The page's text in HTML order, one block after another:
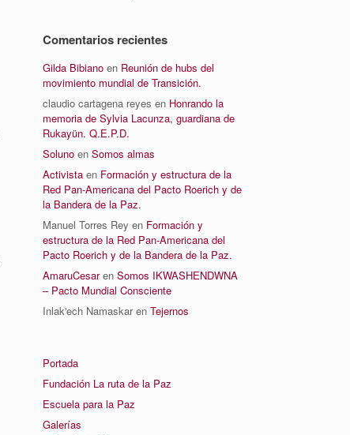
Comentarios recientes
Gilda Bibiano en Reunión de hubs del
movimiento mundial de Transición.
claudio cartagena reyes en Honrando la
memoria de Sylvia Lacunza, guardiana de
Rukayün. Q.E.P.D.
Soluno enSomos almas
Activista en Formación y estructura de la
Red Pan-Americana del Pacto Roerich y de
la Bandera de la Paz.
Manuel Torres Rey en Formación y
estructura de la Red Pan-Americana del
Pacto Roerich y de la Bandera de la Paz.
AmaruCesarenSomos IKWASHENDWNA
– Pacto Mundial Consciente
Inlak'ech NamaskarenTejernos
Portada
Fundación La ruta de la Paz
Escuela para la Paz
Galerías